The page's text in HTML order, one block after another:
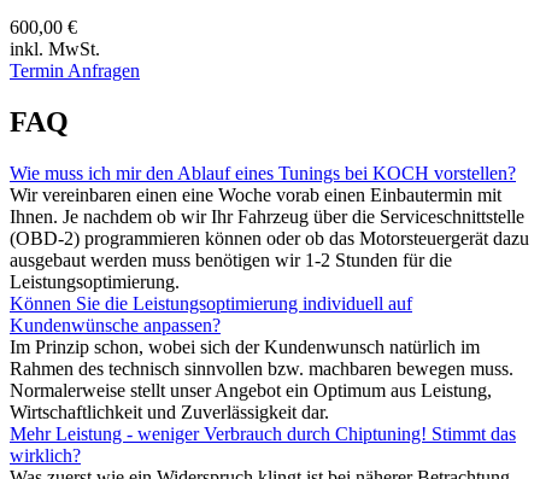
600,00 €
inkl. MwSt.
Termin Anfragen
FAQ
Wie muss ich mir den Ablauf eines Tunings bei KOCH vorstellen?
Wir vereinbaren einen eine Woche vorab einen Einbautermin mit
Ihnen. Je nachdem ob wir Ihr Fahrzeug über die Serviceschnittstelle
(OBD-2) programmieren können oder ob das Motorsteuergerät dazu
ausgebaut werden muss benötigen wir 1-2 Stunden für die
Leistungsoptimierung.
Können Sie die Leistungsoptimierung individuell auf
Kundenwünsche anpassen?
Im Prinzip schon, wobei sich der Kundenwunsch natürlich im
Rahmen des technisch sinnvollen bzw. machbaren bewegen muss.
Normalerweise stellt unser Angebot ein Optimum aus Leistung,
Wirtschaftlichkeit und Zuverlässigkeit dar.
Mehr Leistung - weniger Verbrauch durch Chiptuning! Stimmt das
wirklich?